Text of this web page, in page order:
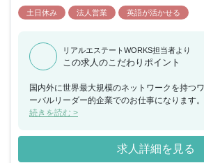
土日休み 法人営業 英語が活かせる
リアルエステートWORKS担当者より
この求人のこだわりポイント
国内外に世界最大規模のネットワークを持つ
ーバルリーダー的企業でのお仕事になります
ークを背景としたクライエントの課題解決並
共に高いお仕事になります。
続きを読む >
求人詳細を見る